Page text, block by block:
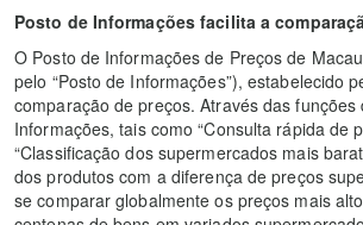
Posto de Informações facilita a
O Posto de Informações de Preços de
pelo “Posto de Informações”), estabelecido
comparação de preços. Através das funções
Informações, tais como “Consulta rápida de
“Classificação dos supermercados mais
dos produtos com a diferença de preços
se comparar globalmente os preços mais